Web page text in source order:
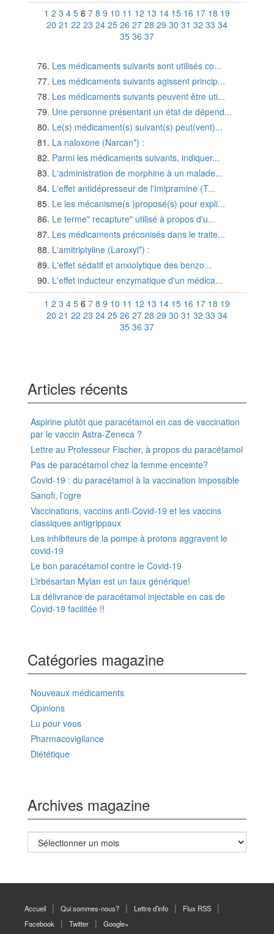
1 2 3 4 5 6 7 8 9 10 11 12 13 14 15 16 17 18 19
20 21 22 23 24 25 26 27 28 29 30 31 32 33 34
35 36 37
Les médicaments suivants sont utilisés co...
Les médicaments suivants agissent princip...
Les médicaments suivants peuvent être uti...
Une personne présentant un état de dépend...
Le(s) médicament(s) suivant(s) peut(vent)...
La naloxone (Narcan*) :
Parmi les médicaments suivants, indiquer...
L'administration de morphine à un malade...
L'effet antidépresseur de l'Imipramine (T...
Le les mécanisme(s )proposé(s) pour expli...
Le terme" recapture" utilisé à propos d'u...
Les médicaments préconisés dans le traite...
L'amitriptyline (Laroxyl*) :
L'effet sédatif et anxiolytique des benzo...
L'effet inducteur enzymatique d'un médica...
1 2 3 4 5 6 7 8 9 10 11 12 13 14 15 16 17 18 19
20 21 22 23 24 25 26 27 28 29 30 31 32 33 34
35 36 37
Articles récents
Aspirine plutôt que paracétamol en cas de vaccination
par le vaccin Astra-Zeneca ?
Lettre au Professeur Fischer, à propos du paracétamol
Pas de paracétamol chez la femme enceinte?
Covid-19 : du paracétamol à la vaccination impossible
Sanofi, l’ogre
Vaccinations, vaccins anti-Covid-19 et les vaccins
classiques antigrippaux
Les inhibiteurs de la pompe à protons aggravent le
covid-19
Le bon paracétamol contre le Covid-19
L’irbésartan Mylan est un faux générique!
La délivrance de paracétamol injectable en cas de
Covid-19 facilitée !!
Catégories magazine
Nouveaux médicaments
Opinions
Lu pour vous
Pharmacovigilance
Diététique
Archives magazine
Archives
magazine
Accueil Qui sommes-nous? Lettre d’info
Flux RSS
Facebook
Twitter Google+